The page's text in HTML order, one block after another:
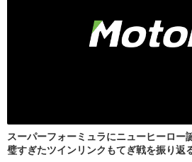
スーパーフォーミュラにニューヒーロー
璧すぎたツインリンクもてぎ戦を振り返